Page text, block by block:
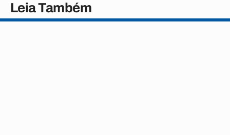
Leia Também